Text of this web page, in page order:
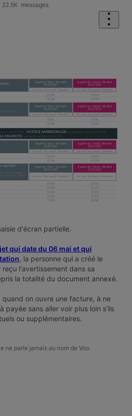
22.5K messages
d'écran partielle.
qui date du 06 mai et qui
, la personne qui a créé le
l'avertissement dans sa
la totalité du document annexé.
on ouvre une facture, à ne
payée sans aller voir plus loin s'ils
ou supplémentaires.
ne parle jamais au nom de Voo